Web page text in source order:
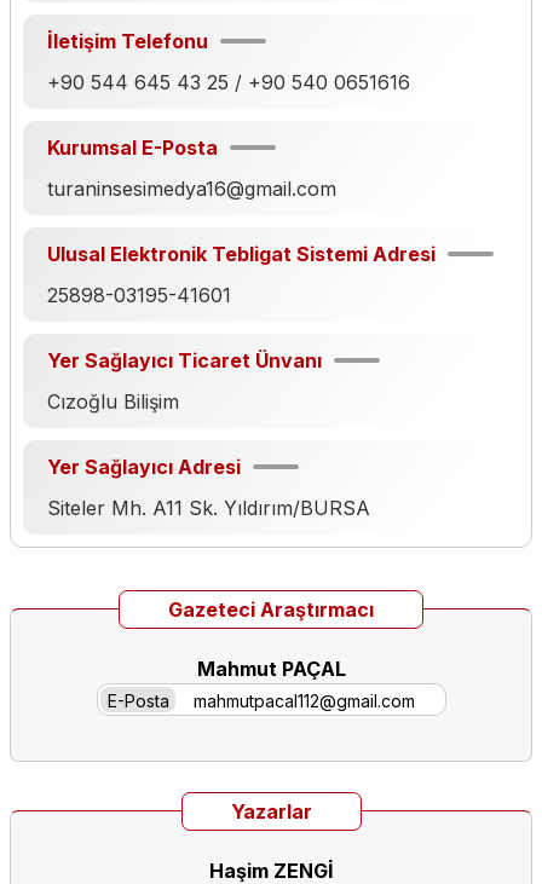
İletişim Telefonu
+90 544 645 43 25 / +90 540 0651616
Kurumsal E-Posta
turaninsesimedya16@gmail.com
Ulusal Elektronik Tebligat Sistemi Adresi
25898-03195-41601
Yer Sağlayıcı Ticaret Ünvanı
Cızoğlu Bilişim
Yer Sağlayıcı Adresi
Siteler Mh. A11 Sk. Yıldırım/BURSA
Gazeteci Araştırmacı
Mahmut PAÇAL
E-Posta mahmutpacal112@gmail.com
Yazarlar
Haşim ZENGİ